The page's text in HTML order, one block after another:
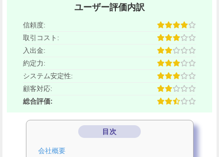
ユーザー評価内訳
信頼度:
取引コスト:
入出金:
約定力:
システム安定性:
顧客対応:
総合評価:
目次
会社概要